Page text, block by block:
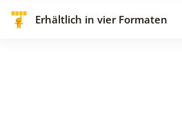
Erhältlich in vier Formaten